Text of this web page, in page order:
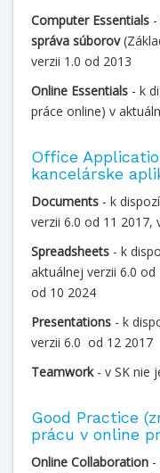
Computer Essentials
správa súborov
verzii 1.0 od 2013
Online Essentials - k
práce online) v
Office
kancelárske
Documents - k
verzii 6.0 od 11 2017,
Spreadsheets - k
aktuálnej verzii 6.0 od
od 10 2024
Presentations - k
verzii 6.0 od 12 2017
Teamwork- v SK nie
Good Practice
prácu v online
Online Collaboration -